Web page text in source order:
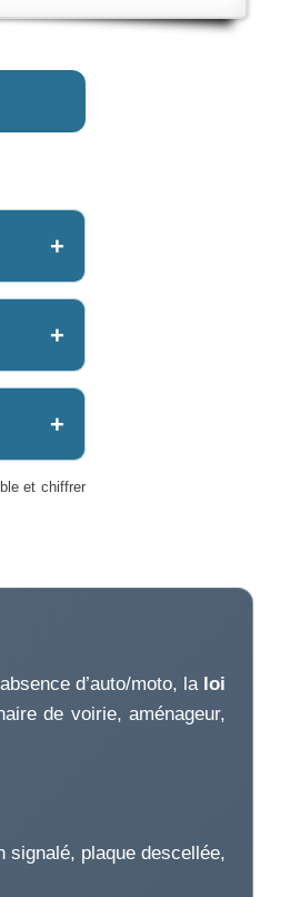
et chiffrer
d’auto/moto, la loi
de voirie, aménageur,
signalé, plaque descellée,